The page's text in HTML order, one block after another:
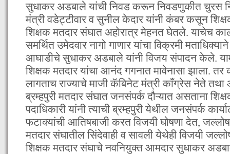
सुधाकर अडबाले यांची निवड करून निवडणुकीत चुरस
मंत्री वडेट्टीवार व सुनील केदार यांनी कंबर कसून
शिक्षक मतदार संघात अहोरात्र मेहनत घेतले. याचेच
समर्थित उमेदवार नागो गाणार यांचा विक्रमी
आघाडीचे सुधाकर अडबाले यांनी विजय संपादन केले.
शिक्षक मतदार यांचा आनंद गगनात मावेनासा झाला.
लागताच राज्याचे माजी कॅबिनेट मंत्री काँग्रेस नेते
ब्रम्हपुरी मतदार संघात जनसंपर्क दौऱ्यात असताना
पदाधिकारी यांनी त्याची ब्रम्हपुरी येथील जनसंपर्क
फटाक्यांची आतिषबाजी करत विजयी घोषणा देत,
मतदार संघातील सिंदेवाही व सावली येथेही विजयी
शिक्षक मतदार संघाचे नवनियुक्त आमदार सुधाकर